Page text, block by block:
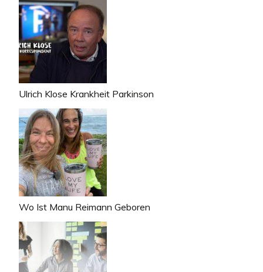
Ulrich Klose Krankheit Parkinson
Wo Ist Manu Reimann Geboren